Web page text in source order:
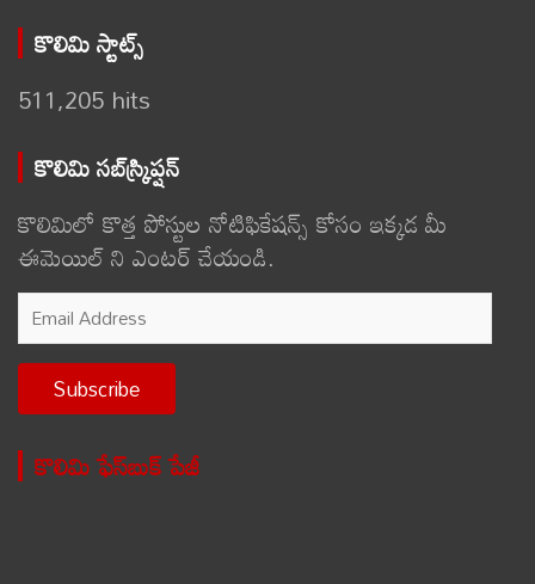
కొలిమి స్టాట్స్
511,205 hits
కొలిమి సబ్‌స్క్రిప్షన్
కొలిమిలో కొత్త పోస్టుల నోటిఫికేషన్స్ కోసం ఇక్కడ మీ
ఈమెయిల్ ని ఎంటర్ చేయండి.
Email
Address
Subscribe
కొలిమి ఫేస్‌బుక్ పేజీ